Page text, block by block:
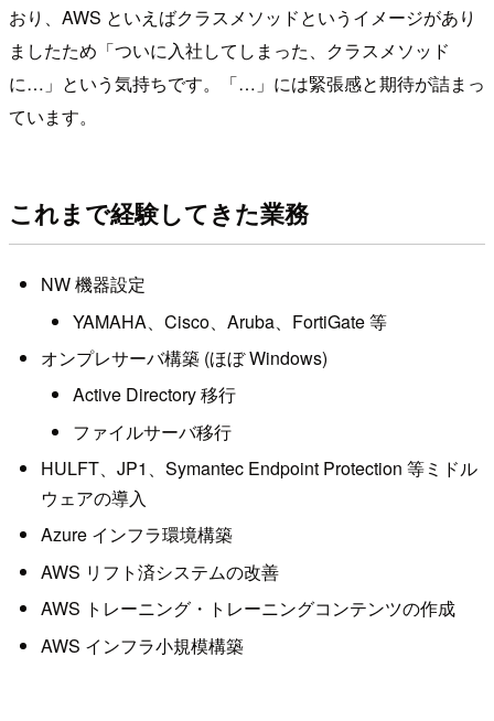
おり、AWS といえばクラスメソッドというイメージがあり
ましたため「ついに入社してしまった、クラスメソッド
に…」という気持ちです。「…」には緊張感と期待が詰まっ
ています。
これまで経験してきた業務
NW 機器設定
YAMAHA、Cisco、Aruba、FortiGate 等
オンプレサーバ構築 (ほぼ Windows)
Active Directory 移行
ファイルサーバ移行
HULFT、JP1、Symantec Endpoint Protection 等ミドル
ウェアの導入
Azure インフラ環境構築
AWS リフト済システムの改善
AWS トレーニング・トレーニングコンテンツの作成
AWS インフラ小規模構築